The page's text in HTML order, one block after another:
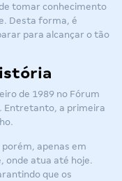
tomar conhecimento
Desta forma, é
para alcançar o tão
de 1989 no Fórum
Entretanto, a primeira
porém, apenas em
onde atua até hoje.
que os